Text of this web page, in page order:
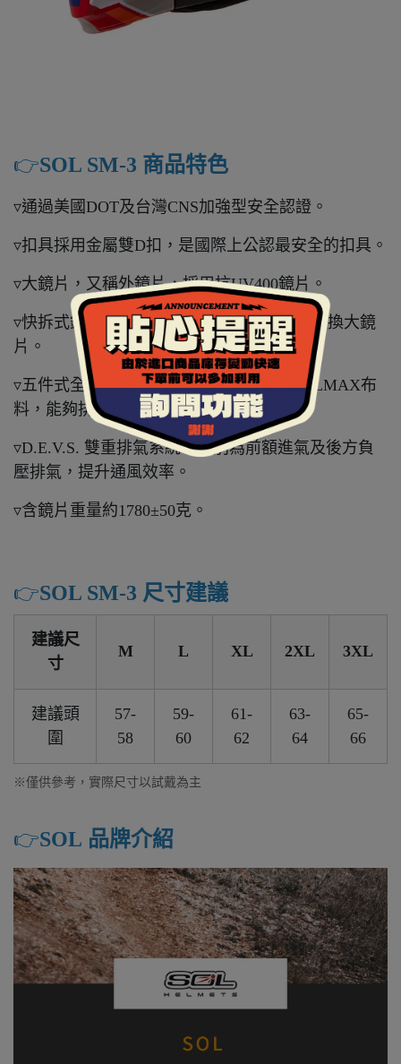
👉️SOL SM-3 商品特色
▿通過美國DOT及台灣CNS加強型安全認證。
▿扣具採用金屬雙D扣，是國際上公認最安全的扣具。
▿大鏡片，又稱外鏡片，採用抗UV400鏡片。
▿快拆式鏡片設計，不需任何工具即可自行更換大鏡
片。
▿五件式全可拆內襯，採用奈米竹炭與COOLMAX布
料，能夠排除體表溼氣，保持涼爽乾燥。
▿D.E.V.S. 雙重排氣系統，分別為前額進氣及後方負
壓排氣，提升通風效率。
▿含鏡片重量約1780±50克。
👉️SOL SM-3 尺寸建議
建議尺
寸
M L XL 2XL 3XL
建議頭
圍
57-
58
59-
60
61-
62
63-
64
65-
66
※僅供參考，實際尺寸以試戴為主
👉️SOL 品牌介紹